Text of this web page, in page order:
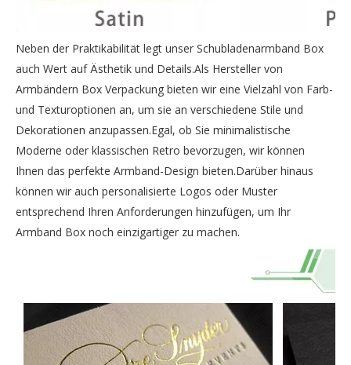
Neben der Praktikabilität legt unser Schubladenarmband Box
auch Wert auf Ästhetik und Details.Als Hersteller von
Armbändern Box Verpackung bieten wir eine Vielzahl von Farb-
und Texturoptionen an, um sie an verschiedene Stile und
Dekorationen anzupassen.Egal, ob Sie minimalistische
Moderne oder klassischen Retro bevorzugen, wir können
Ihnen das perfekte Armband-Design bieten.Darüber hinaus
können wir auch personalisierte Logos oder Muster
entsprechend Ihren Anforderungen hinzufügen, um Ihr
Armband Box noch einzigartiger zu machen.